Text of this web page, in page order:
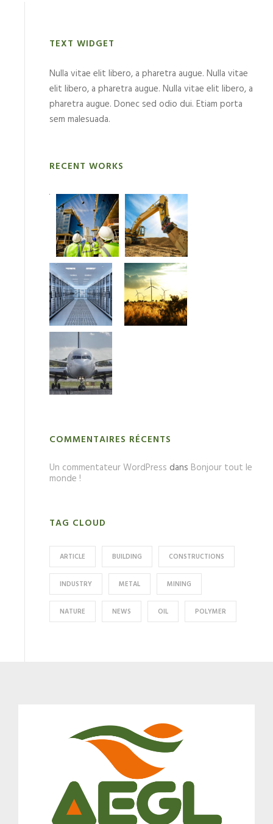
TEXT WIDGET
Nulla vitae elit libero, a pharetra augue. Nulla vitae
elit libero, a pharetra augue. Nulla vitae elit libero, a
pharetra augue. Donec sed odio dui. Etiam porta
sem malesuada.
RECENT WORKS
COMMENTAIRES RÉCENTS
Un commentateur WordPress dans Bonjour tout le
monde !
TAG CLOUD
ARTICLE BUILDING CONSTRUCTIONS
INDUSTRY METAL MINING
NATURE NEWS OIL POLYMER